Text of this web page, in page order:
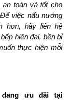
toàn và tốt cho
việc nấu nướng
hiện đại, bền bỉ
thực hiện mỗi
đang ưu đãi tại